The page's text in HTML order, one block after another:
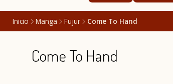
Inicio Manga Fujur Come To Hand
Come To Hand